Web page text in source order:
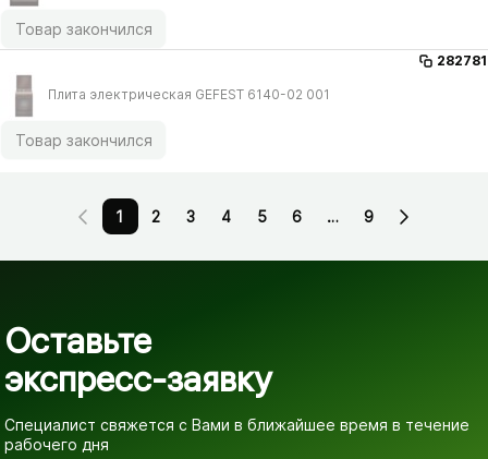
Товар закончился
282781
Плита электрическая GEFEST 6140-02 001
Товар закончился
1 2 3 4 5 6 … 9
Оставьте
экспресс-заявку
Специалист свяжется с Вами в ближайшее время в течение
рабочего дня